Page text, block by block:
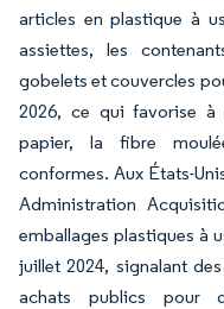
articles en plastique à
assiettes, les
gobelets et couvercles
2026, ce qui favorise
papier, la fibre
conformes. Aux États-
Administration
emballages plastiques à
juillet 2024, signalant
achats publics pour